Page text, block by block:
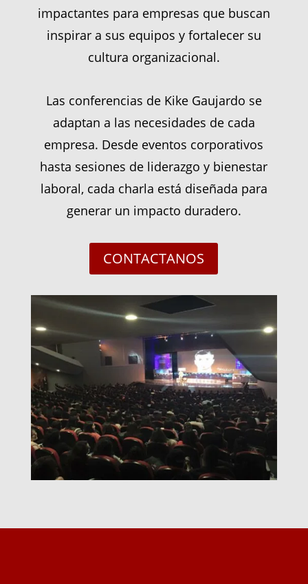
impactantes para empresas que buscan
inspirar a sus equipos y fortalecer su
cultura organizacional.
Las conferencias de Kike Gaujardo se
adaptan a las necesidades de cada
empresa. Desde eventos corporativos
hasta sesiones de liderazgo y bienestar
laboral, cada charla está diseñada para
generar un impacto duradero.
CONTACTANOS